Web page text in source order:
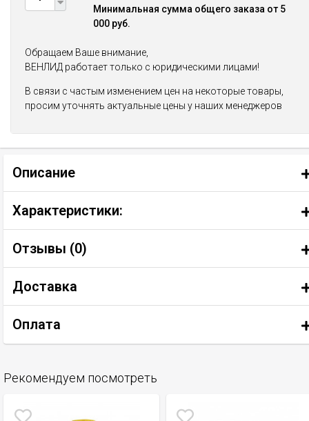
Минимальная сумма общего заказа от 5
000 руб.
Обращаем Ваше внимание,
ВЕНЛИД работает только с юридическими лицами!
В связи с частым изменением цен на некоторые товары,
просим уточнять актуальные цены у наших менеджеров
Описание
Характеристики:
Отзывы (0)
Доставка
Оплата
Рекомендуем посмотреть